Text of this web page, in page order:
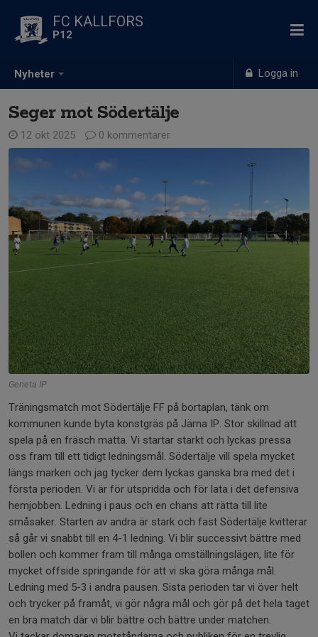
Nyheter Logga in
FC KALLFORS
P12
Seger mot Södertälje
12 okt 2025 0 kommentarer
Geneta IP
Träningsmatch mot Södertälje FF på bortaplan, tänk om
kommunen kunde byta konstgräs på Järna IP. Stor skillnad att
spela på en fräsch matta. Vi startar starkt och lyckas pressa
oss fram till ett tidigt ledningsmål. Södertälje vill spela mycket
längs marken och jag tycker dem lyckas ganska bra med det i
första perioden. Vi är för utspridda och för lata i det defensiva
hemjobben. Ledning i paus och en chans att rätta till lite
småsaker. Starten av andra är stark och fast Södertälje kvitterar
så går vi snabbt till en 4-1 ledning. Vi blir successivt bättre med
bollen och kommer fram till många omställningslägen, lite för
mycket offside springande för att vi ska göra många mål.
Ledning med 5-3 i andra pausen. Sista perioden tar vi över helt
och trycker på framåt, vi gör några mål och gör på det hela taget
en bra match där vi blir bättre och bättre under matchen.